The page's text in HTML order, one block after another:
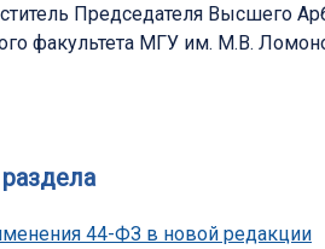
Председателя Высшего
факультета МГУ им. М.В.
44-ФЗ в новой редакции